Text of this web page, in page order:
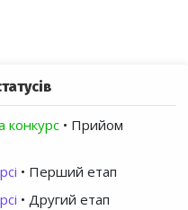
конкурс• Прийом
• Перший етап
• Другий етап